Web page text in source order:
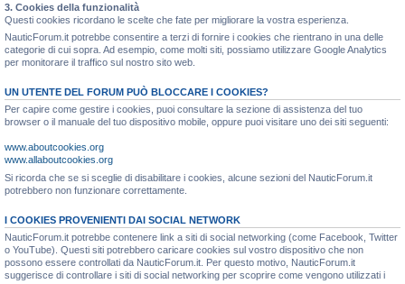
3. Cookies della funzionalità
Questi cookies ricordano le scelte che fate per migliorare la vostra esperienza.
NauticForum.it potrebbe consentire a terzi di fornire i cookies che rientrano in una delle
categorie di cui sopra. Ad esempio, come molti siti, possiamo utilizzare Google Analytics
per monitorare il traffico sul nostro sito web.
UN UTENTE DEL FORUM PUÒ BLOCCARE I COOKIES?
Per capire come gestire i cookies, puoi consultare la sezione di assistenza del tuo
browser o il manuale del tuo dispositivo mobile, oppure puoi visitare uno dei siti seguenti:
www.aboutcookies.org
www.allaboutcookies.org
Si ricorda che se si sceglie di disabilitare i cookies, alcune sezioni del NauticForum.it
potrebbero non funzionare correttamente.
I COOKIES PROVENIENTI DAI SOCIAL NETWORK
NauticForum.it potrebbe contenere link a siti di social networking (come Facebook, Twitter
o YouTube). Questi siti potrebbero caricare cookies sul vostro dispositivo che non
possono essere controllati da NauticForum.it. Per questo motivo, NauticForum.it
suggerisce di controllare i siti di social networking per scoprire come vengono utilizzati i